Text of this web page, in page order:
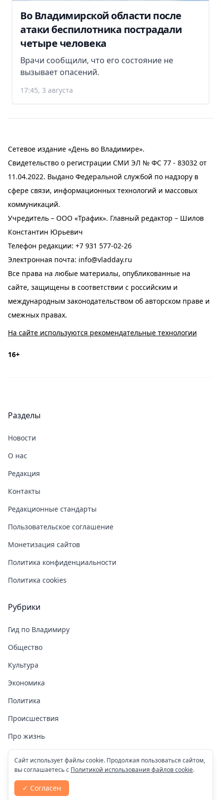
Во Владимирской области после
атаки беспилотника пострадали
четыре человека
Врачи сообщили, что его состояние не
вызывает опасений.
17:45, 3 августа
Сетевое издание «День во Владимире».
Свидетельство о регистрации СМИ ЭЛ № ФС 77 - 83032 от
11.04.2022. Выдано Федеральной службой по надзору в
сфере связи, информационных технологий и массовых
коммуникаций.
Учредитель – ООО «Трафик». Главный редактор – Шилов
Константин Юрьевич
Телефон редакции: +7 931 577-02-26
Электронная почта: info@vladday.ru
Все права на любые материалы, опубликованные на
сайте, защищены в соответствии с российским и
международным законодательством об авторском праве и
смежных правах.
На сайте используются рекомендательные технологии
16+
Разделы
Новости
О нас
Редакция
Контакты
Редакционные стандарты
Пользовательское соглашение
Монетизация сайтов
Политика конфиденциальности
Политика cookies
Рубрики
Гид по Владимиру
Общество
Культура
Экономика
Политика
Происшествия
Про жизнь
Здоровье
COVID-19
Спорт
Сайт использует файлы cookie. Продолжая пользоваться сайтом,
вы соглашаетесь с Политикой использования файлов cookie.
✓ Согласен